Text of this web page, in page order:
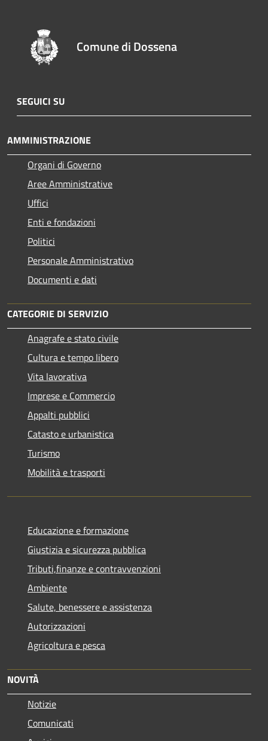
Comune di Dossena
SEGUICI SU
AMMINISTRAZIONE
Organi di Governo
Aree Amministrative
Uffici
Enti e fondazioni
Politici
Personale Amministrativo
Documenti e dati
CATEGORIE DI SERVIZIO
Anagrafe e stato civile
Cultura e tempo libero
Vita lavorativa
Imprese e Commercio
Appalti pubblici
Catasto e urbanistica
Turismo
Mobilità e trasporti
Educazione e formazione
Giustizia e sicurezza pubblica
Tributi,finanze e contravvenzioni
Ambiente
Salute, benessere e assistenza
Autorizzazioni
Agricoltura e pesca
NOVITÀ
Notizie
Comunicati